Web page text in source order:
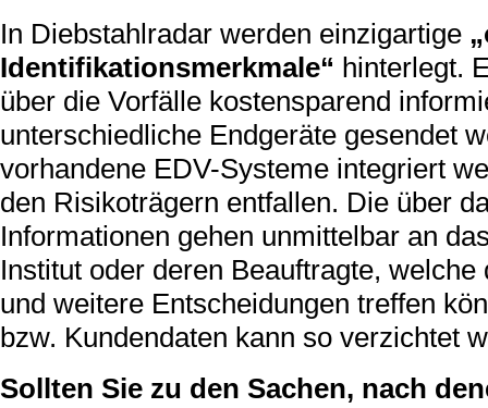
In Diebstahlradar werden einzigartige
Identifikationsmerkmale“ hinterlegt.
über die Vorfälle kostensparend
unterschiedliche Endgeräte gesendet
vorhandene EDV-Systeme integriert
den Risikoträgern entfallen. Die über
Informationen gehen unmittelbar an
Institut oder deren Beauftragte,
und weitere Entscheidungen treffen
bzw. Kundendaten kann so verzichtet
Sollten Sie zu den Sachen, nach